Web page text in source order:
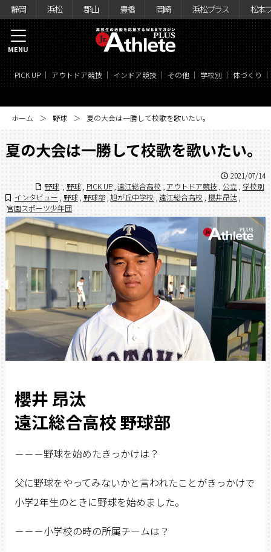
静岡 浜松 郡山 豊橋 岡崎 浜松プラス 松本
PICK UP アウトドア競技 インドア競技 その他 学校別 体づくり
MENU
ホーム 野球 夏の大会は一勝して校歌を歌いたい。
夏の大会は一勝して校歌を歌いたい。
2021/07/14
野球
野球 PICK UP 遠江総合高校 アウトドア競技 公立 , 学校別
インタビュー
野球 野球部 旭が丘中学校 遠江総合高校 櫻井昂汰
宮園スポーツ少年団
櫻井 昂汰
遠江総合高校 野球部
－－－野球を始めたきっかけは？
父に野球をやってみないかと言われたことがきっかけで
小学2年生のときに野球を始めました。
－－－小学校の時の所属チームは？